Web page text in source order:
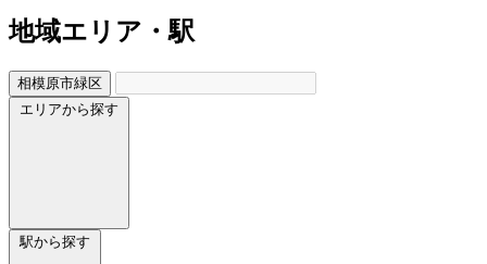
地域エリア・駅
相模原市緑区
エリアから探す
駅から探す